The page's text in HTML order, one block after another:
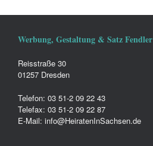
Werbung, Gestaltung & Satz Fendler
Reisstraße 30
01257 Dresden
Telefon: 03 51-2 09 22 43
Telefax: 03 51-2 09 22 87
E-Mail: info@HeiratenInSachsen.de